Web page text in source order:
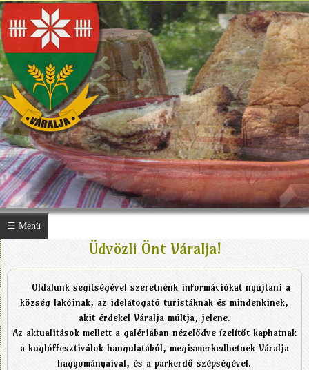
☰ Menü
Üdvözli Önt Váralja!
Oldalunk segítségével szeretnénk információkat nyújtani a
község lakóinak, az idelátogató turistáknak és mindenkinek,
akit érdekel Váralja múltja, jelene.
Az aktualitások mellett a galériában nézelődve ízelítőt kaphatnak
a kuglóffesztiválok hangulatából, megismerkedhetnek Váralja
hagyományaival, és a parkerdő szépségével.